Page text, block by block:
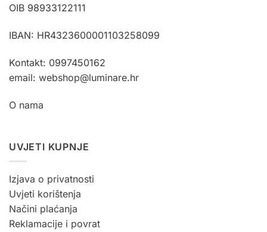
OIB 98933122111
IBAN: HR4323600001103258099
Kontakt: 0997450162
email: webshop@luminare.hr
O nama
UVJETI KUPNJE
Izjava o privatnosti
Uvjeti korištenja
Načini plaćanja
Reklamacije i povrat